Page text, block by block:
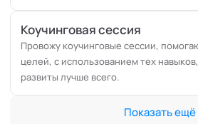
Коучинговая сессия
Провожу коучинговые сессии,
целей, с использованием тех
развиты лучше всего.
Показать ещё